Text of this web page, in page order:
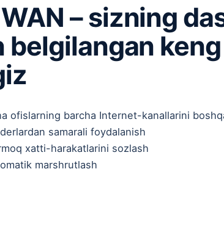
– sizning
belgilangan
ofislarning barcha Internet-kanallarini
samarali foydalanish
xatti-harakatlarini sozlash
marshrutlash